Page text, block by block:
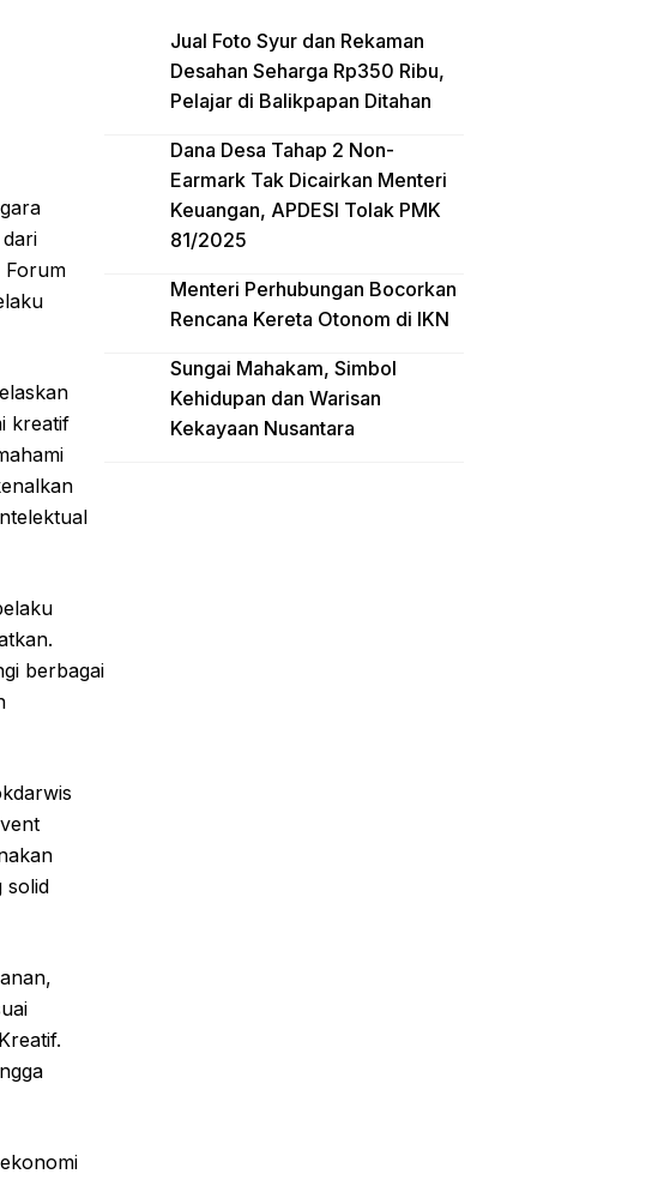
Forum
kreatif
berbagai
solid
Jual Foto Syur dan Rekaman
Desahan Seharga Rp350 Ribu,
Pelajar di Balikpapan Ditahan
Dana Desa Tahap 2 Non-
Earmark Tak Dicairkan Menteri
Keuangan, APDESI Tolak PMK
81/2025
Menteri Perhubungan Bocorkan
Rencana Kereta Otonom di IKN
Sungai Mahakam, Simbol
Kehidupan dan Warisan
Kekayaan Nusantara